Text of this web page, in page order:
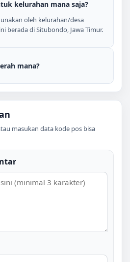
kelurahan mana saja?
oleh kelurahan/desa
berada di Situbondo, Jawa Timur.
mana?
masukan data kode pos bisa